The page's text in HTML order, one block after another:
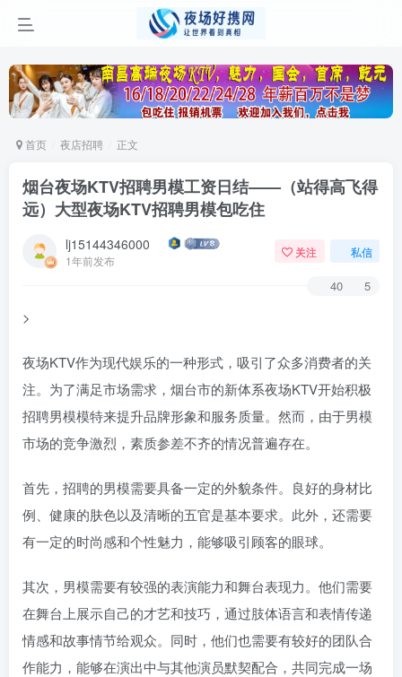
首页 夜店招聘 正文
烟台夜场KTV招聘男模工资日结——（站得高飞得
远）大型夜场KTV招聘男模包吃住
lj15144346000
1年前发布
关注 私信
40 5
>
夜场KTV作为现代娱乐的一种形式，吸引了众多消费者的关
注。为了满足市场需求，烟台市的新体系夜场KTV开始积极
招聘男模模特来提升品牌形象和服务质量。然而，由于男模
市场的竞争激烈，素质参差不齐的情况普遍存在。
首先，招聘的男模需要具备一定的外貌条件。良好的身材比
例、健康的肤色以及清晰的五官是基本要求。此外，还需要
有一定的时尚感和个性魅力，能够吸引顾客的眼球。
其次，男模需要有较强的表演能力和舞台表现力。他们需要
在舞台上展示自己的才艺和技巧，通过肢体语言和表情传递
情感和故事情节给观众。同时，他们也需要有较好的团队合
作能力，能够在演出中与其他演员默契配合，共同完成一场